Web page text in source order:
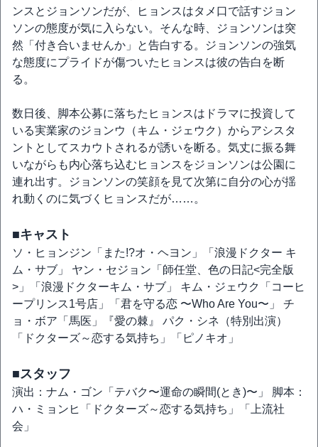
ンスとジョンソンだが、ヒョンスはタメ口で話すジョン
ソンの態度が気に入らない。そんな時、ジョンソンは突
然「付き合いませんか」と告白する。ジョンソンの強気
な態度にプライドが傷ついたヒョンスは彼の告白を断
る。
数日後、脚本公募に落ちたヒョンスはドラマに投資して
いる実業家のジョンウ（キム・ジェウク）からアシスタ
ントとしてスカウトされるが誘いを断る。気丈に振る舞
いながらも内心落ち込むヒョンスをジョンソンは公園に
連れ出す。ジョンソンの笑顔を見て次第に自分の心が揺
れ動くのに気づくヒョンスだが……。
■キャスト
ソ・ヒョンジン「また!?オ・ヘヨン」「浪漫ドクター キ
ム・サブ」 ヤン・セジョン「師任堂、色の日記<完全版
>」「浪漫ドクターキム・サブ」 キム・ジェウク「コーヒ
ープリンス1号店」「君を守る恋 〜Who Are You〜」 チ
ョ・ボア「馬医」『愛の棘』 パク・シネ（特別出演）
「ドクターズ～恋する気持ち」「ピノキオ」
■スタッフ
演出：ナム・ゴン「テバク〜運命の瞬間(とき)〜」 脚本：
ハ・ミョンヒ「ドクターズ～恋する気持ち」「上流社
会」